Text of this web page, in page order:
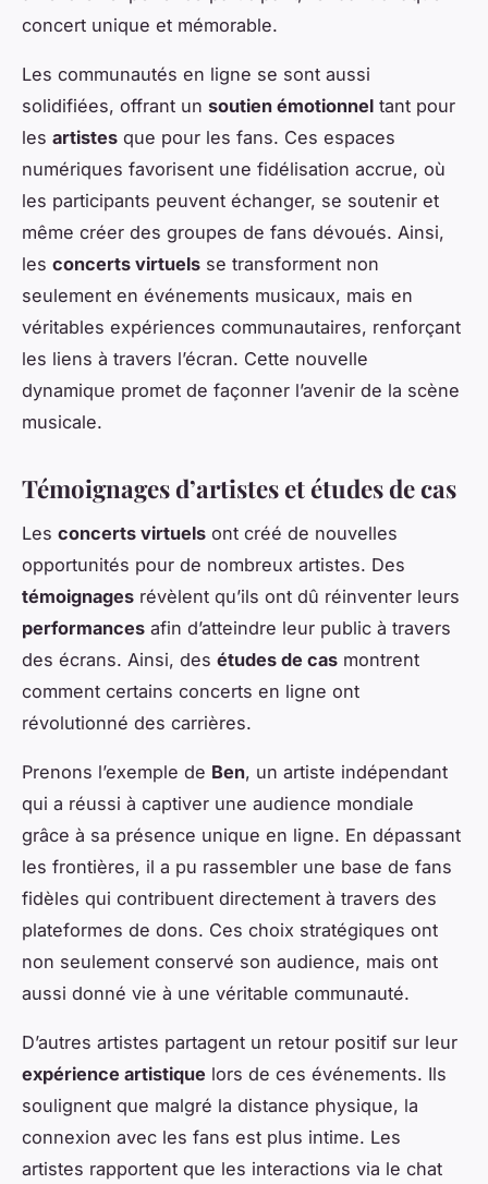
concert unique et mémorable.
Les communautés en ligne se sont aussi
solidifiées, offrant un soutien émotionnel tant pour
les artistes que pour les fans. Ces espaces
numériques favorisent une fidélisation accrue, où
les participants peuvent échanger, se soutenir et
même créer des groupes de fans dévoués. Ainsi,
les concerts virtuels se transforment non
seulement en événements musicaux, mais en
véritables expériences communautaires, renforçant
les liens à travers l’écran. Cette nouvelle
dynamique promet de façonner l’avenir de la scène
musicale.
Témoignages d’artistes et études de cas
Les concerts virtuels ont créé de nouvelles
opportunités pour de nombreux artistes. Des
témoignages révèlent qu’ils ont dû réinventer leurs
performances afin d’atteindre leur public à travers
des écrans. Ainsi, des études de cas montrent
comment certains concerts en ligne ont
révolutionné des carrières.
Prenons l’exemple de Ben, un artiste indépendant
qui a réussi à captiver une audience mondiale
grâce à sa présence unique en ligne. En dépassant
les frontières, il a pu rassembler une base de fans
fidèles qui contribuent directement à travers des
plateformes de dons. Ces choix stratégiques ont
non seulement conservé son audience, mais ont
aussi donné vie à une véritable communauté.
D’autres artistes partagent un retour positif sur leur
expérience artistique lors de ces événements. Ils
soulignent que malgré la distance physique, la
connexion avec les fans est plus intime. Les
artistes rapportent que les interactions via le chat